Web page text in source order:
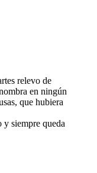
relevo de
en ningún
que hubiera
siempre queda